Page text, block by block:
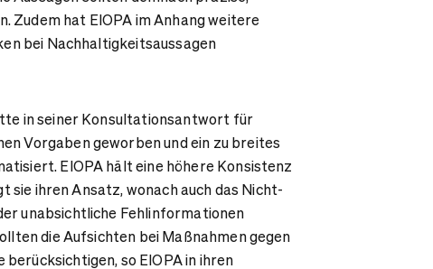
Zudem hat EIOPA im Anhang weitere
bei Nachhaltigkeitsaussagen
in seiner Konsultationsantwort für
Vorgaben geworben und ein zu breites
EIOPA hält eine höhere Konsistenz
ihren Ansatz, wonach auch das Nicht-
unabsichtliche Fehlinformationen
die Aufsichten bei Maßnahmen gegen
so EIOPA in ihren